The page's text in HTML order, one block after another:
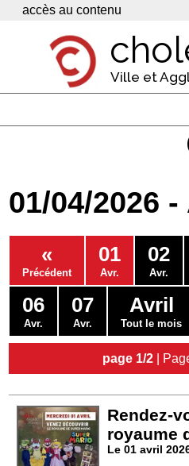
Panneau de gestion des cookies
accès au contenu
Ville et
Economie
Services
Contacts
01/04/2026
«
Précédent
01
Avr.
02
Avr.
06
Avr.
07
Avr.
Avril
Tout le mois
page 1/2|
Rendez-
royaume
Le 01 avril